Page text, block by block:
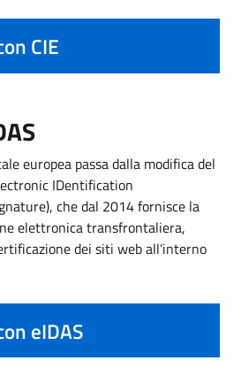
CIE
europea passa dalla modifica del
IDentification
che dal 2014 fornisce la
elettronica transfrontaliera,
dei siti web all’interno
eIDAS